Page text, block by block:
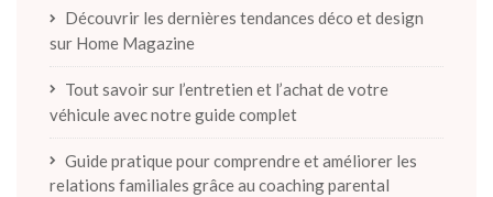
Découvrir les dernières tendances déco et design
sur Home Magazine
Tout savoir sur l’entretien et l’achat de votre
véhicule avec notre guide complet
Guide pratique pour comprendre et améliorer les
relations familiales grâce au coaching parental